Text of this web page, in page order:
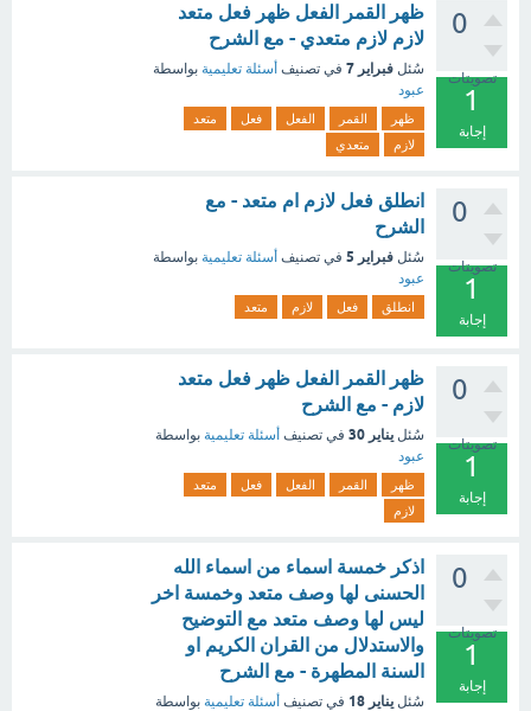
0
تصويتات
1
إجابة
ظهر القمر الفعل ظهر فعل متعد
لازم لازم متعدي - مع الشرح
سُئل فبراير 7 في تصنيف أسئلة تعليمية بواسطة
عبود
ظهر القمر الفعل فعل
متعد
لازم
متعدي
0
تصويتات
1
إجابة
انطلق فعل لازم ام متعد - مع
الشرح
سُئل فبراير 5 في تصنيف أسئلة تعليمية بواسطة
عبود
انطلق فعل لازم متعد
0
تصويتات
1
إجابة
ظهر القمر الفعل ظهر فعل متعد
لازم - مع الشرح
سُئل يناير 30 في تصنيف أسئلة تعليمية بواسطة
عبود
ظهر القمر الفعل فعل
متعد
لازم
0
تصويتات
1
إجابة
اذكر خمسة اسماء من اسماء الله
الحسنى لها وصف متعد وخمسة اخر
ليس لها وصف متعد مع التوضيح
والاستدلال من القران الكريم او
السنة المطهرة - مع الشرح
سُئل يناير 18 في تصنيف أسئلة تعليمية بواسطة